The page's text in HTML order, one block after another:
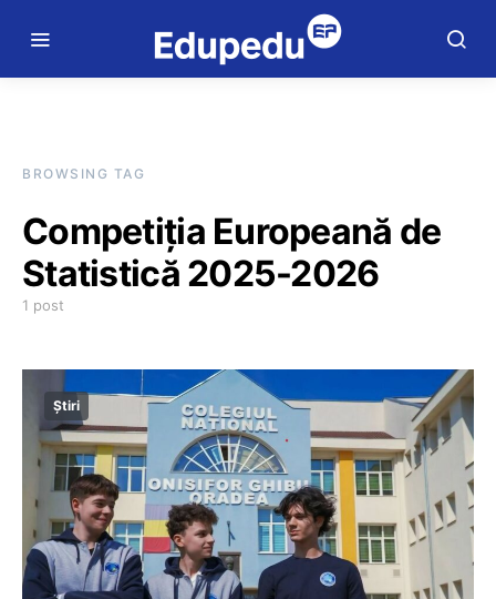
BROWSING TAG
Competiția Europeană de
Statistică 2025-2026
1 post
Știri